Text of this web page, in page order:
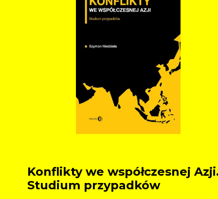
Konflikty we współczesnej
Studium przypadków